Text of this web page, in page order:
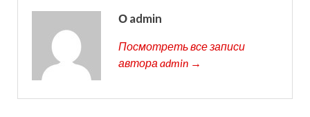
О admin
Посмотреть все записи
автора admin →